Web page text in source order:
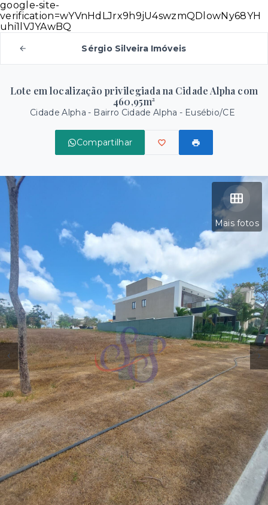
google-site-
verification=wYVnHdLJrx9h9jU4swzmQDlowNy68YH
uhi1lVJYAwBQ
Sérgio Silveira Imóveis
Lote em localização privilegiada na Cidade Alpha com
460,95m²
Cidade Alpha - Bairro Cidade Alpha - Eusébio/CE
Compartilhar
Mais fotos